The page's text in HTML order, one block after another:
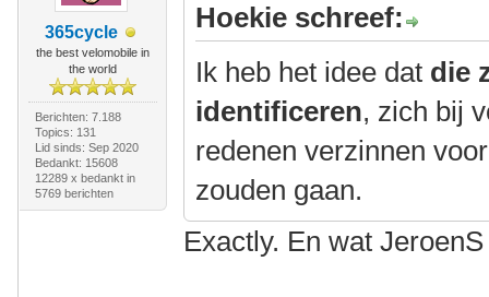
365cycle
the best velomobile in
the world
Berichten: 7.188
Topics: 131
Lid sinds: Sep 2020
Bedankt: 15608
12289 x bedankt in
5769 berichten
Hoekie schreef:
Ik heb het idee dat die
identificeren, zich bij
redenen verzinnen
zouden gaan.
Exactly. En wat